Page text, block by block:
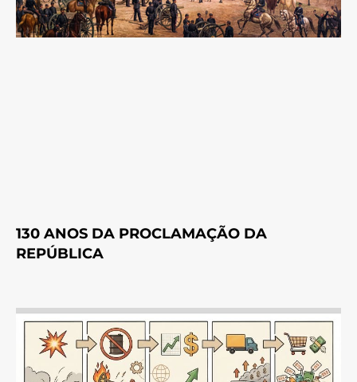
130 ANOS DA PROCLAMAÇÃO DA
REPÚBLICA